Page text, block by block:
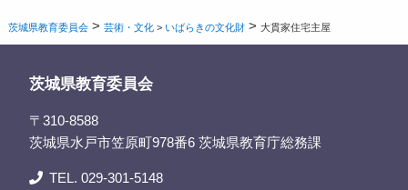
茨城県教育委員会 >芸術・文化 > いばらきの文化財 >大貫家住宅主屋
茨城県教育委員会
〒310-8588
茨城県水戸市笠原町978番6 茨城県教育庁総務課
TEL. 029-301-5148